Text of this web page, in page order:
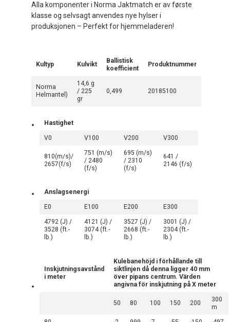
Alla komponenter i Norma Jaktmatch er av første
klasse og selvsagt anvendes nye hylser i
produksjonen – Perfekt for hjemmeladeren!
Kultyp Kulvikt
Ballistisk
koefficient
Produktnummer
Norma
Helmantel)
14,6 g
/ 225
gr
0,499 20185100
Hastighet
V0 V100 V200 V300
810(m/s)/
2657(f/s)
751 (m/s)
/ 2480
(f/s)
695 (m/s)
/ 2310
(f/s)
641 /
2146 (f/s)
Anslagsenergi
E0 E100 E200 E300
4792 (J) /
3528 (ft.-
lb.)
4121 (J) /
3074 (ft.-
lb.)
3527 (J) /
2668 (ft.-
lb.)
3001 (J) /
2304 (ft.-
lb.)
Inskjutningsavstånd
i meter
Kulebanehöjd i förhållande till
siktlinjen då denna ligger 40 mm
över pipans centrum. Värden
angivna för inskjutning på X meter
50 80 100 150 200
300
m